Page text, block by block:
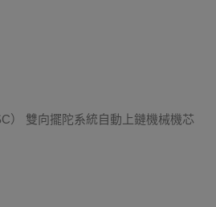
） 雙向擺陀系統自動上鏈機械機芯